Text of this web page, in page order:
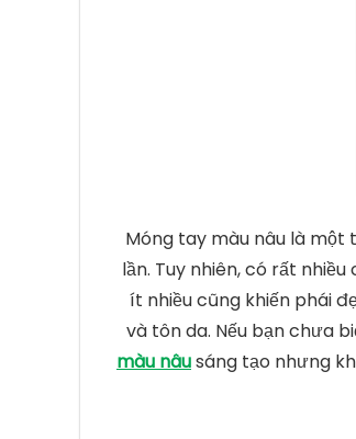
Móng tay màu nâu là
lần. Tuy nhiên, có rất
ít nhiều cũng khiến phái
và tôn da. Nếu bạn chưa
màu nâusáng tạo nhưng